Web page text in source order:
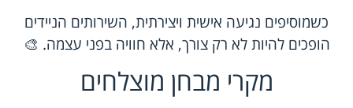
כשמוסיפים נגיעה אישית ויצירתית, השירותים הניידים
הופכים להיות לא רק צורך, אלא חוויה בפני עצמה. 🎨
מקרי מבחן מוצלחים